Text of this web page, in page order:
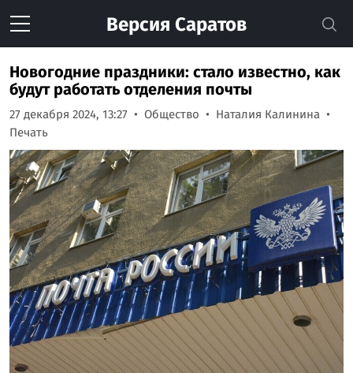
Версия Саратов
Новогодние праздники: стало известно, как
будут работать отделения почты
27 декабря 2024, 13:27 Общество
Наталия Калинина
Печать